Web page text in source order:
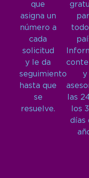
que
asigna un
número a
cada
solicitud
y le da
seguimiento
hasta que
se
resuelve.
todo
y
las
los
días